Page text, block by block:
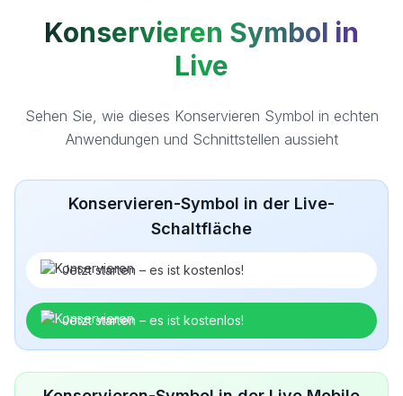
Konservieren Symbol in
Live
Sehen Sie, wie dieses Konservieren Symbol in echten
Anwendungen und Schnittstellen aussieht
Konservieren-Symbol in der Live-
Schaltfläche
Jetzt starten – es ist kostenlos!
Jetzt starten – es ist kostenlos!